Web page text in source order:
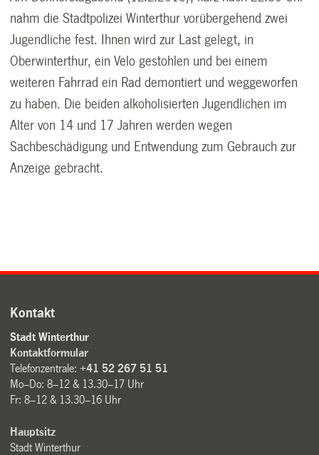
nahm die Stadtpolizei Winterthur vorübergehend zwei
Jugendliche fest. Ihnen wird zur Last gelegt, in
Oberwinterthur, ein Velo gestohlen und bei einem
weiteren Fahrrad ein Rad demontiert und weggeworfen
zu haben. Die beiden alkoholisierten Jugendlichen im
Alter von 14 und 17 Jahren werden wegen
Sachbeschädigung und Entwendung zum Gebrauch zur
Anzeige gebracht.
Kontakt
Stadt Winterthur
Kontaktformular
Telefonzentrale:+41 52 267 51 51
Mo–Do: 8–12 & 13.30–17 Uhr
Fr: 8–12 & 13.30–16 Uhr
Hauptsitz
Stadt Winterthur